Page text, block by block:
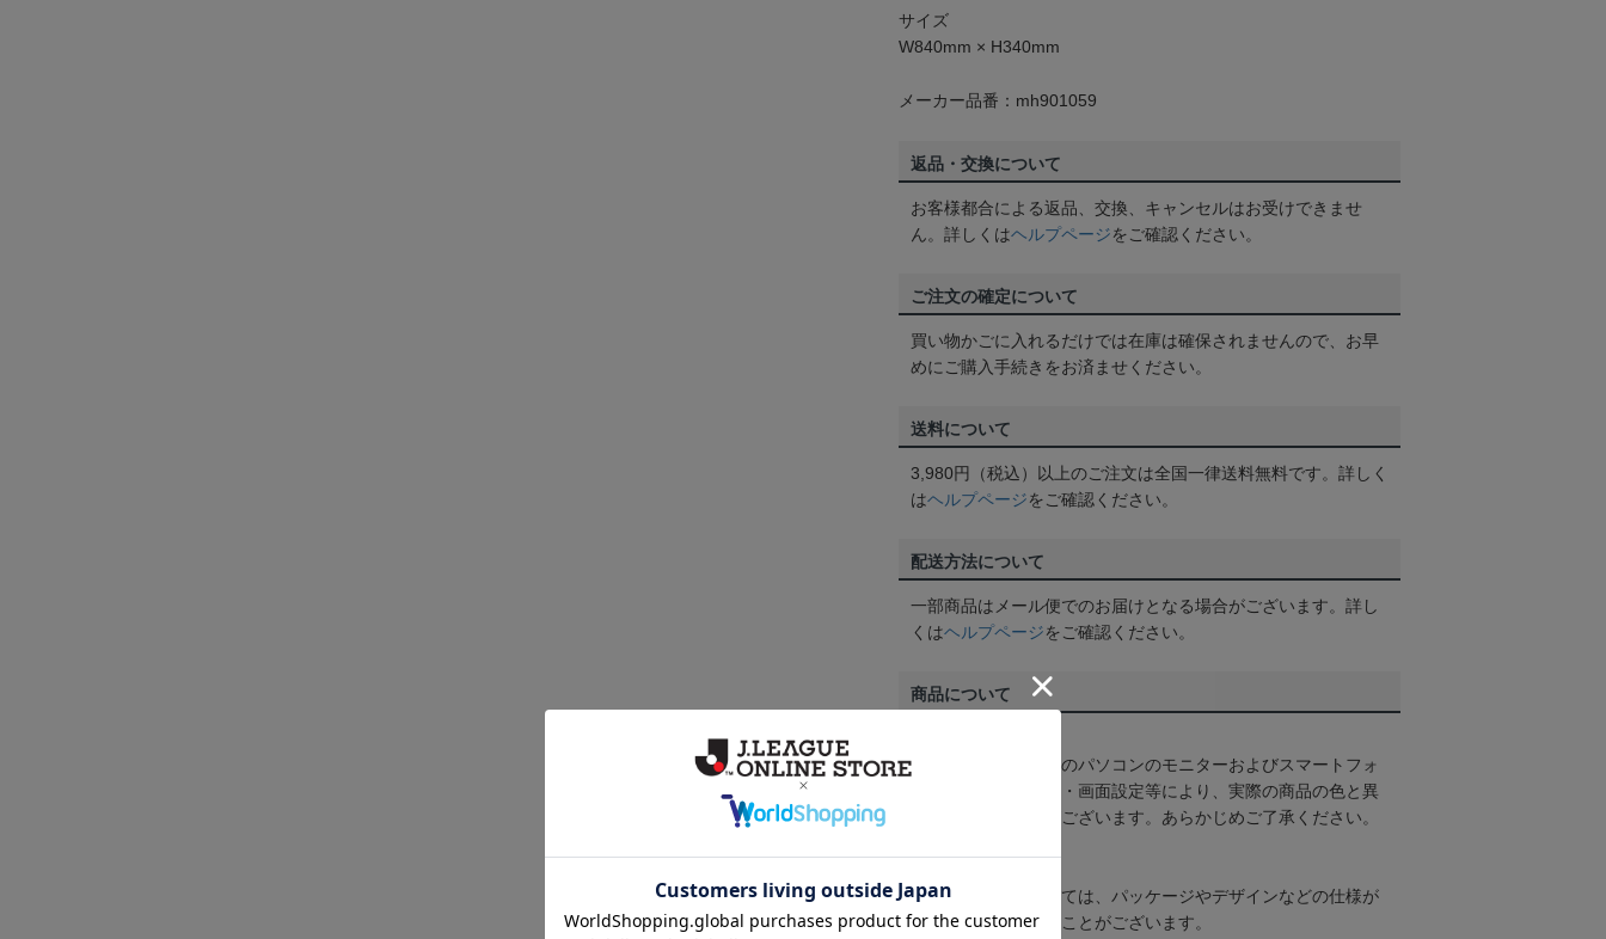
サイズ
W840mm × H340mm
メーカー品番：mh901059
返品・交換について
お客様都合による返品、交換、キャンセルはお受けできませ
ん。詳しくはヘルプページをご確認ください。
ご注文の確定について
買い物かごに入れるだけでは在庫は確保されませんので、お早
めにご購入手続きをお済ませください。
送料について
3,980円（税込）以上のご注文は全国一律送料無料です。詳しく
はヘルプページをご確認ください。
配送方法について
一部商品はメール便でのお届けとなる場合がございます。詳し
くはヘルプページをご確認ください。
商品について
商品画像は、お使いのパソコンのモニターおよびスマートフォ
ンのメーカー・機種・画面設定等により、実際の商品の色と異
なって見える場合がございます。あらかじめご了承ください。
取り扱い商品によっては、パッケージやデザインなどの仕様が
予告なく変更になることがございます。